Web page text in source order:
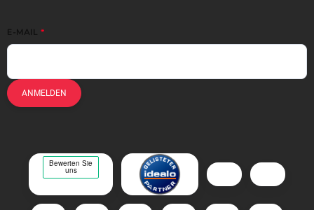
E-MAIL
ANMELDEN